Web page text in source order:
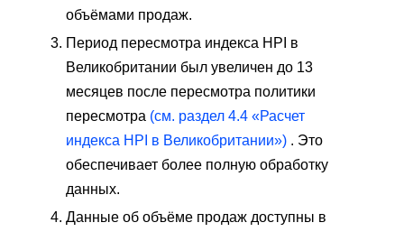
объёмами продаж.
Период пересмотра индекса HPI в
Великобритании был увеличен до 13
месяцев после пересмотра политики
пересмотра (см. раздел 4.4 «Расчет
индекса HPI в Великобритании») . Это
обеспечивает более полную обработку
данных.
Данные об объёме продаж доступны в